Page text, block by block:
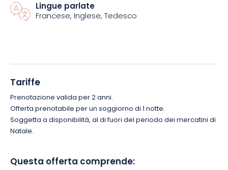
tipicamente alsaziana. L’edificio, che risale al XVII secolo, è
stato perfettamente conservato e dispone di sole 44 camere
offre tutti i comfort necessari (aria condizionata individuale,
ecc.) Il giorno successivo, vi verrà servita la nostra colazione
biologica e gourmet.
Lingue parlate
Francese, Inglese, Tedesco
Tariffe
Prenotazione valida per 2 anni.
Offerta prenotabile per un soggiorno di 1 notte.
Soggetta a disponibilità, al di fuori del periodo dei mercatini di
Natale.
Questa offerta comprende: